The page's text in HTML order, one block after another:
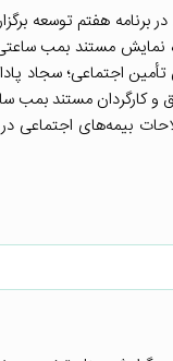
هفتم توسعه
نمایش مستند بمب
اجتماعی؛ سجاد
کارگردان مستند بمب
بیمه‌های اجتماعی